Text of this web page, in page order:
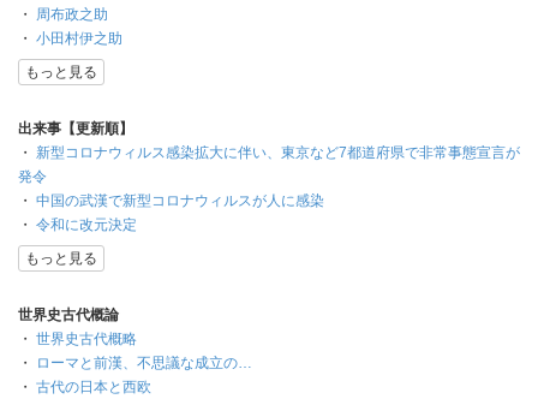
・ 周布政之助
・ 小田村伊之助
もっと見る
出来事【更新順】
・ 新型コロナウィルス感染拡大に伴い、東京など7都道府県で非常事態宣言が
発令
・ 中国の武漢で新型コロナウィルスが人に感染
・ 令和に改元決定
もっと見る
世界史古代概論
・ 世界史古代概略
・
ローマと前漢、不思議な成立の…
・ 古代の日本と西欧